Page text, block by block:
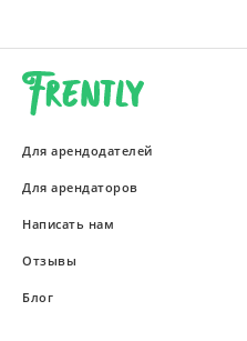
Для арендодателей
Для арендаторов
Написать нам
Отзывы
Блог